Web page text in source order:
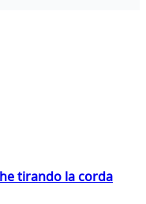
tirando la corda